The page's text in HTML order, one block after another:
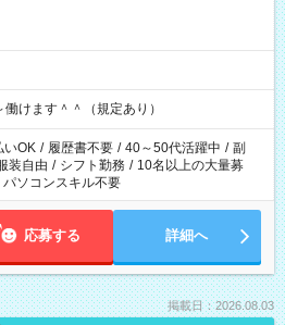
けます＾＾（規定あり）
いOK / 履歴書不要 / 40～50代活躍中 / 副
装自由 / シフト勤務 / 10名以上の大量募
パソコンスキル不要
応募する 詳細へ
掲載日：2026.08.03